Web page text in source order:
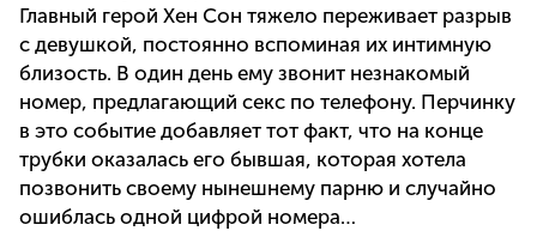
Главный герой Хен Сон тяжело переживает разрыв
с девушкой, постоянно вспоминая их интимную
близость. В один день ему звонит незнакомый
номер, предлагающий секс по телефону. Перчинку
в это событие добавляет тот факт, что на конце
трубки оказалась его бывшая, которая хотела
позвонить своему нынешнему парню и случайно
ошиблась одной цифрой номера…